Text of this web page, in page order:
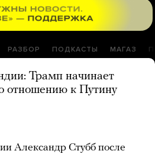
РАЗБОР ПОДКАСТЫ МАГАЗ
Трамп начинает
отношению к Путину
Александр Стубб после